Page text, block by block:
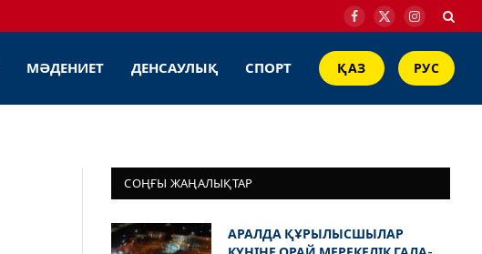
Facebook
X
Instagram
МӘДЕНИЕТ ДЕНСАУЛЫҚ СПОРТ ҚАЗ РУС
СОҢҒЫ ЖАҢАЛЫҚТАР
АРАЛДА ҚҰРЫЛЫСШЫЛАР